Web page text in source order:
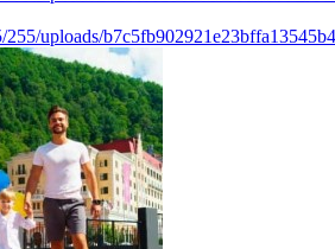
255/uploads/